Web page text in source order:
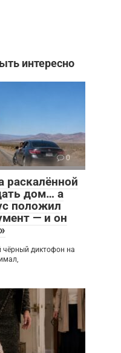
интересно
0
раскалённой
дом… а
положил
— и он
чёрный диктофон на